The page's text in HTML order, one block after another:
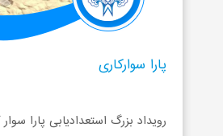
پارا سوارکاری
رویداد بزرگ استعدادیابی پارا